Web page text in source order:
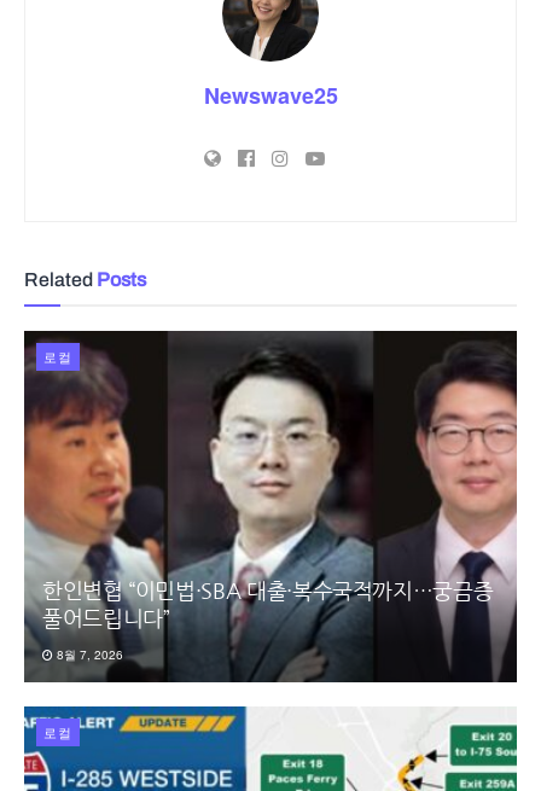
Newswave25
Related Posts
로컬
한인변협 “이민법·SBA 대출·복수국적까지…궁금증
풀어드립니다”
8월 7, 2026
로컬